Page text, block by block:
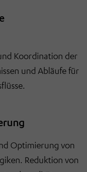
Koordination der
und Abläufe für
Optimierung von
Reduktion von